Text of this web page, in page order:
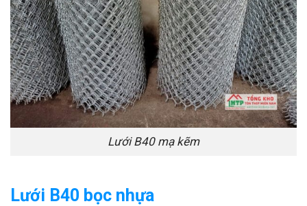
Lưới B40 mạ kẽm
Lưới B40 bọc nhựa